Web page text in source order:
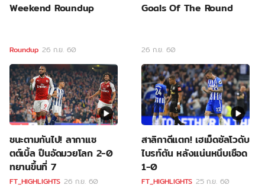
Weekend Roundup
Roundup 26 ก.ย. 60
Goals Of The Round
26 ก.ย. 60
ชนะตามกันไป! ลากาแซ
ตต์เบิ้ล ปืนอัดมวยโลก 2-0
ทยานขึ้นที่ 7
FT_HIGHLIGHTS 26 ก.ย. 60
สาลิกาดีแตก! เฮเม็ดซัลโวดับ
ไบรท์ตัน หลังแน่นหนึบเชือด
1-0
FT_HIGHLIGHTS 25 ก.ย. 60